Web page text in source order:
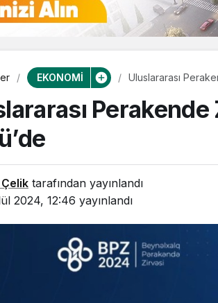
EKONOMİ Uluslararası
Perakende
tarafından yayınlandı
2024, 12:46 yayınlandı